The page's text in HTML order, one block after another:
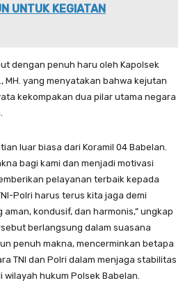
UNTUK KEGIATAN
dengan penuh haru oleh Kapolsek
MH. yang menyatakan bahwa kejutan
kekompakan dua pilar utama negara
luar biasa dari Koramil 04 Babelan.
bagi kami dan menjadi motivasi
pelayanan terbaik kepada
Polri harus terus kita jaga demi
kondusif, dan harmonis,” ungkap
berlangsung dalam suasana
penuh makna, mencerminkan betapa
TNI dan Polri dalam menjaga stabilitas
wilayah hukum Polsek Babelan.